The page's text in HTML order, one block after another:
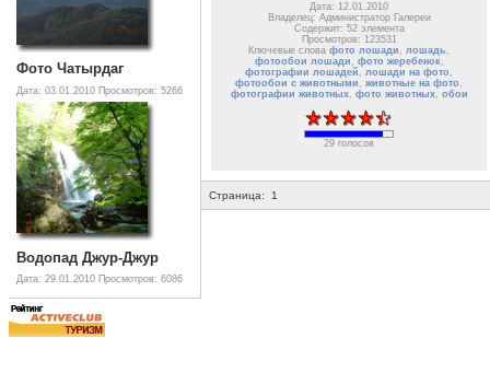
Фото Чатырдаг
Дата: 03.01.2010 Просмотров: 5266
Водопад Джур-Джур
Дата: 29.01.2010 Просмотров: 6086
Дата: 12.01.2010
Владелец: Администратор Галереи
Содержит: 52 элемента
Просмотров: 123531
Ключевые слова фото лошади , лошадь ,
фотообои лошади , фото жеребенок,
фотографии лошадей , лошади на фото ,
фотообои с животными , животные на фото ,
фотографии животных, фото животных, обои
29 голосов
Страница: 1